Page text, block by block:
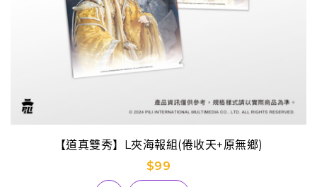
【道真雙秀】L夾海報組(倦收天+原無鄉)
$99